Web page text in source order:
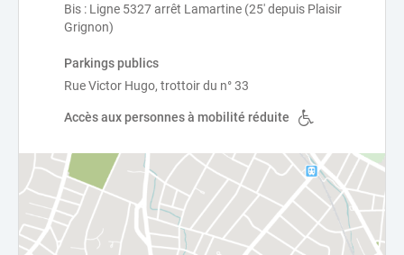
Bis : Ligne 5327 arrêt Lamartine (25' depuis Plaisir
Grignon)
Parkings publics
Rue Victor Hugo, trottoir du n° 33
Accès aux personnes à mobilité réduite